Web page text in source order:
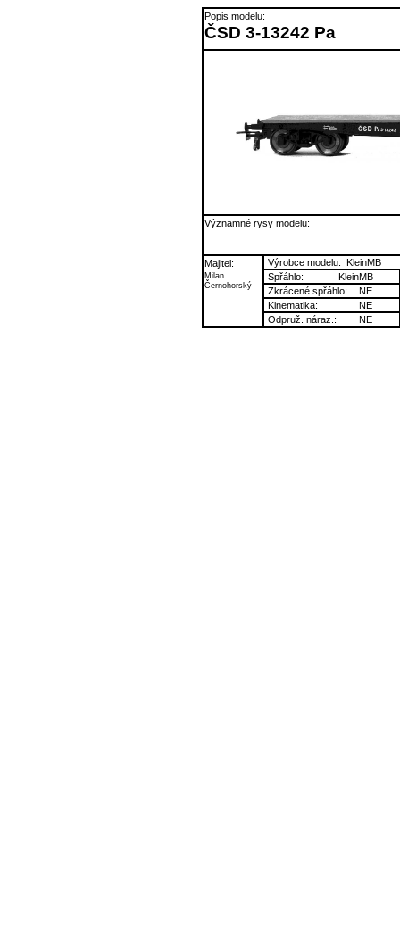
Popis modelu:
ČSD 3-13242 Pa
Významné rysy modelu:
Majitel:
Milan
Černohorský
Výrobce modelu: KleinMB
Spřáhlo:
KleinMB
Zkrácené spřáhlo:
NE
Kinematika:
NE
Odpruž. náraz.:
NE